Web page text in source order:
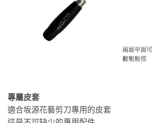
專屬皮套
適合坂源花藝剪刀專用的皮套